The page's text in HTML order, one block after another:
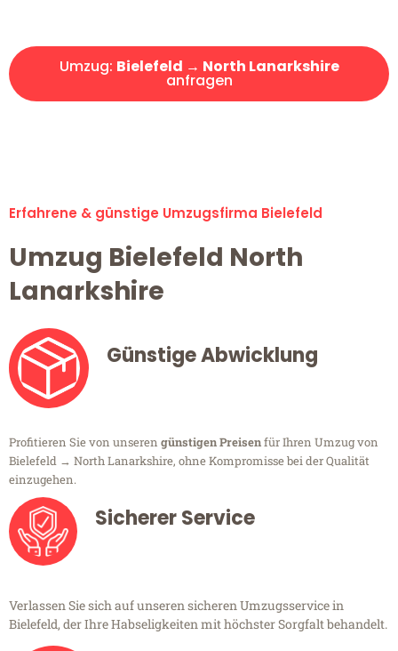
Umzug: Bielefeld → North Lanarkshire
anfragen
Erfahrene & günstige Umzugsfirma Bielefeld
Umzug Bielefeld North
Lanarkshire
Günstige Abwicklung
Profitieren Sie von unseren günstigen Preisenfür Ihren Umzug von
Bielefeld → North Lanarkshire, ohne Kompromisse bei der Qualität
einzugehen.
Sicherer Service
Verlassen Sie sich auf unseren sicheren Umzugsservice in
Bielefeld, der Ihre Habseligkeiten mit höchster Sorgfalt behandelt.